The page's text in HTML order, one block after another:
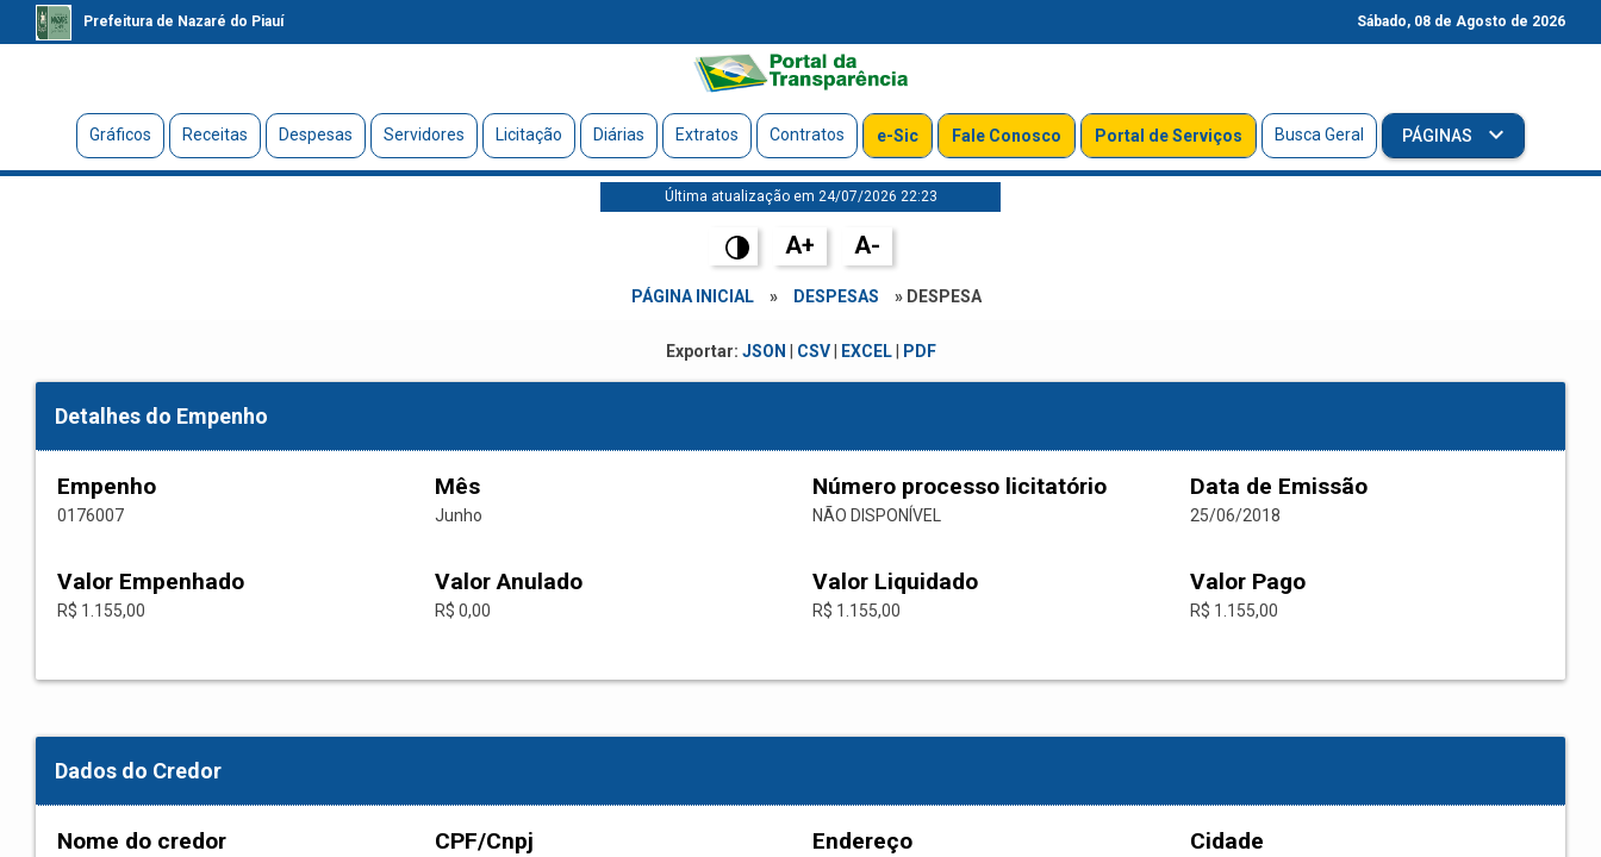
Prefeitura de Nazaré do Piauí Sábado, 08 de Agosto de 2026
Gráficos Receitas Despesas Servidores Licitação Diárias Extratos Contratos e-Sic Fale Conosco Portal de Serviços Busca Geral PÁGINAS
Última atualização em 24/07/2026 22:23
A+ A-
PÁGINA INICIAL » DESPESAS » DESPESA
Exportar: JSON CSV| EXCEL| PDF
Detalhes do Empenho
Empenho
0176007
Mês
Junho
Número processo licitatório
NÃO DISPONÍVEL
Data de Emissão
25/06/2018
Valor Empenhado
R$ 1.155,00
Valor Anulado
R$ 0,00
Valor Liquidado
R$ 1.155,00
Valor Pago
R$ 1.155,00
Dados do Credor
Nome do credor CPF/Cnpj Endereço Cidade